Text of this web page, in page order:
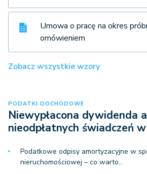
Umowa o pracę na okres
omówieniem
Zobacz wszystkie wzory
PODATKI DOCHODOWE
Niewypłacona dywidenda
nieodpłatnych świadczeń
Podatkowe odpisy amortyzacyjne w
nieruchomościowej – co warto…